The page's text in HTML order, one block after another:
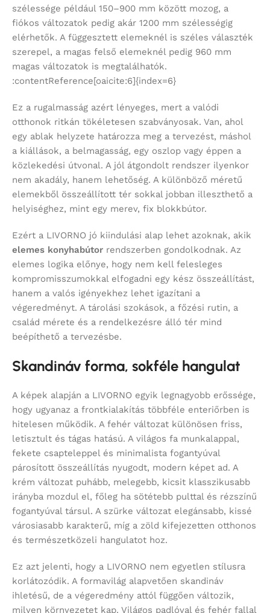
szélessége például 150–900 mm között mozog, a
fiókos változatok pedig akár 1200 mm szélességig
elérhetők. A függesztett elemeknél is széles választék
szerepel, a magas felső elemeknél pedig 960 mm
magas változatok is megtalálhatók.
:contentReference[oaicite:6]{index=6}
Ez a rugalmasság azért lényeges, mert a valódi
otthonok ritkán tökéletesen szabványosak. Van, ahol
egy ablak helyzete határozza meg a tervezést, máshol
a kiállások, a belmagasság, egy oszlop vagy éppen a
közlekedési útvonal. A jól átgondolt rendszer ilyenkor
nem akadály, hanem lehetőség. A különböző méretű
elemekből összeállított tér sokkal jobban illeszthető a
helyiséghez, mint egy merev, fix blokkbútor.
Ezért a LIVORNO jó kiindulási alap lehet azoknak, akik
elemes konyhabútor rendszerben gondolkodnak. Az
elemes logika előnye, hogy nem kell felesleges
kompromisszumokkal elfogadni egy kész összeállítást,
hanem a valós igényekhez lehet igazítani a
végeredményt. A tárolási szokások, a főzési rutin, a
család mérete és a rendelkezésre álló tér mind
beépíthető a tervezésbe.
Skandináv forma, sokféle hangulat
A képek alapján a LIVORNO egyik legnagyobb erőssége,
hogy ugyanaz a frontkialakítás többféle enteriőrben is
hitelesen működik. A fehér változat különösen friss,
letisztult és tágas hatású. A világos fa munkalappal,
fekete csapteleppel és minimalista fogantyúval
párosított összeállítás nyugodt, modern képet ad. A
krém változat puhább, melegebb, kicsit klasszikusabb
irányba mozdul el, főleg ha sötétebb pulttal és rézszínű
fogantyúval társul. A szürke változat elegánsabb, kissé
városiasabb karakterű, míg a zöld kifejezetten otthonos
és természetközeli hangulatot hoz.
Ez azt jelenti, hogy a LIVORNO nem egyetlen stílusra
korlátozódik. A formavilág alapvetően skandináv
ihletésű, de a végeredmény attól függően változik,
milyen környezetet kap. Világos padlóval és fehér fallal